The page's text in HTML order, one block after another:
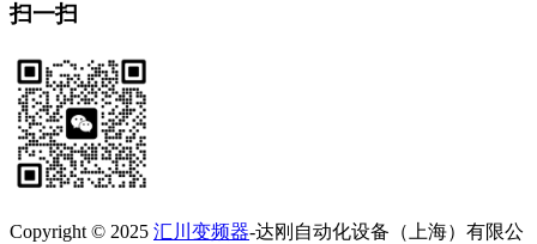
扫一扫
Copyright © 2025 汇川变频器-达刚自动化设备（上海）有限公